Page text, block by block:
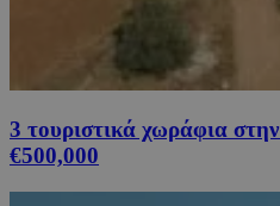
3 τουριστικά χωράφια
€500,000